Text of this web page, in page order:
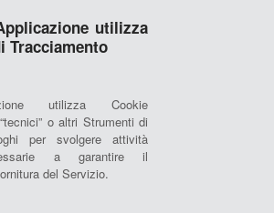
utilizza
Tracciamento
utilizza Cookie
o altri Strumenti di
per svolgere attività
a garantire il
del Servizio.